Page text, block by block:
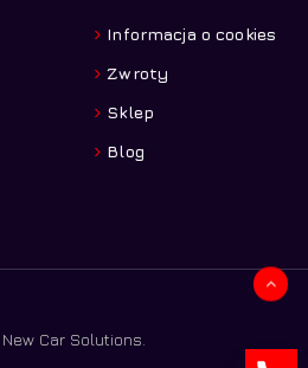
0,00zł
Informacja o cookies
Zwroty
Sklep
Blog
Car Solutions.